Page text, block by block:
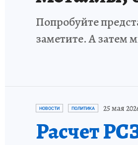
Попробуйте
заметите. А затем
НОВОСТИ ПОЛИТИКА 25 мая
Расчет